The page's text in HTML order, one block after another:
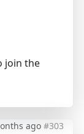
join the
ago #303